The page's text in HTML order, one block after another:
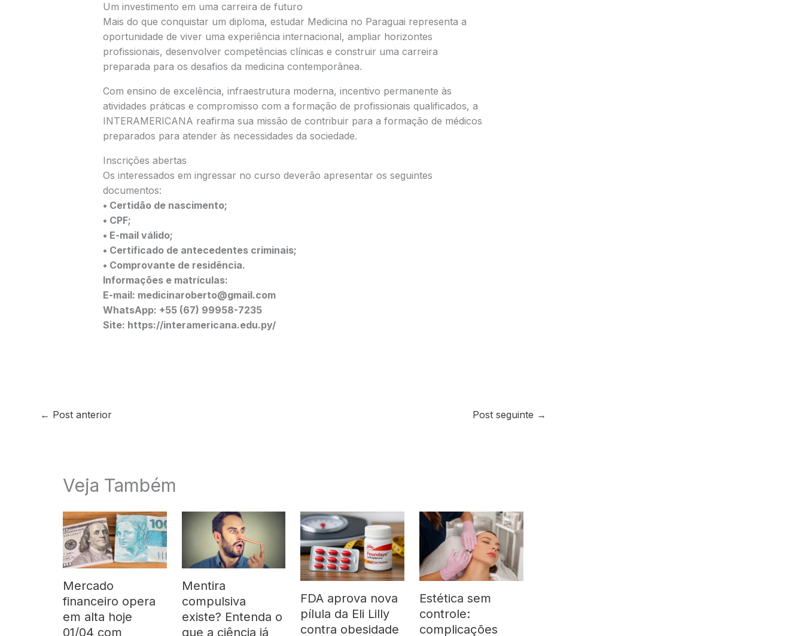
Um investimento em uma carreira de futuro
Mais do que conquistar um diploma, estudar Medicina no Paraguai representa a
oportunidade de viver uma experiência internacional, ampliar horizontes
profissionais, desenvolver competências clínicas e construir uma carreira
preparada para os desafios da medicina contemporânea.
Com ensino de excelência, infraestrutura moderna, incentivo permanente às
atividades práticas e compromisso com a formação de profissionais qualificados, a
INTERAMERICANA reafirma sua missão de contribuir para a formação de médicos
preparados para atender às necessidades da sociedade.
Inscrições abertas
Os interessados em ingressar no curso deverão apresentar os seguintes
documentos:
• Certidão de nascimento;
• CPF;
• E-mail válido;
• Certificado de antecedentes criminais;
• Comprovante de residência.
Informações e matrículas:
E-mail: medicinaroberto@gmail.com
WhatsApp: +55 (67) 99958-7235
Site: https://interamericana.edu.py/
← Post anterior Post seguinte →
Veja Também
Mercado
financeiro opera
em alta hoje
01/04 com
Mentira
compulsiva
existe? Entenda o
que a ciência já
FDA aprova nova
pílula da Eli Lilly
contra obesidade
Estética sem
controle:
complicações